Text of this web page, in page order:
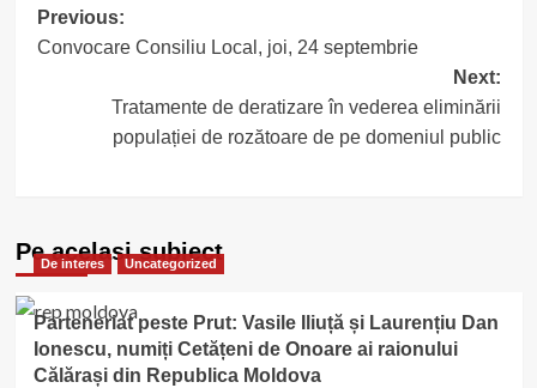
Post
navigation
Previous:
Convocare Consiliu Local, joi, 24 septembrie
Next:
Tratamente de deratizare în vederea eliminării
populației de rozătoare de pe domeniul public
Pe acelasi subiect
De interes Uncategorized
Parteneriat peste Prut: Vasile Iliuță și Laurențiu Dan
Ionescu, numiți Cetățeni de Onoare ai raionului
Călărași din Republica Moldova